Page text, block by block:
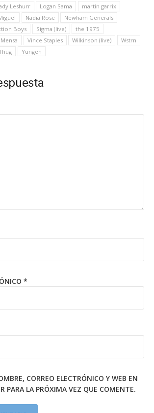
Leshurr Logan Sama
martin garrix
Nadia Rose
Newham Generals
Boys Sigma (live)
the 1975
Vince Staples Wilkinson (live)
Wstrn
Yungen
*
CORREO ELECTRÓNICO Y WEB EN
PARA LA PRÓXIMA VEZ QUE COMENTE.